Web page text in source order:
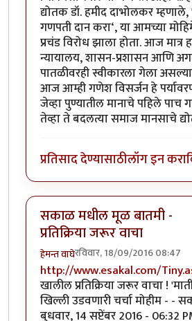
द्योतक डॉ. हमीद दाभोलकर म्हणाले,
गणपती दान करा‘, या आमच्या
प्रचंड विरोध झाला होता. आज मात्र
न्यायालय, शासन-प्रशासन आणि
पातळीवरही स्वीकारला गेला
आज आम्ही गणेश विसर्जन हे
जेव्हा पुण्यातील मानाचे पहिले पाच
तेव्हा ते बदलत्या समाज मानसाचे
प्रतिसाद देण्यासाठीलॉग इन करा
सकाळ मधील मूळ बातमी -
प्रतिक्रिया जरूर वाचा
हेमन्त वाघेरविवार, 18/09/2016 08:47
http://www.esakal.com/
खालील प्रतिक्रिया जरूर वाचा !
खिल्ली उडवणारी चर्चा मोहीम - -
बुधवार, 14 सप्टेंबर 2016 - 06:32